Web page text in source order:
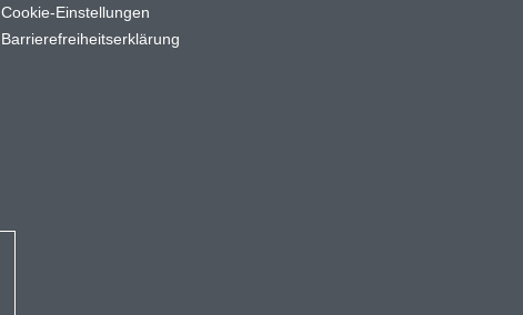
Cookie-Einstellungen
Barrierefreiheitserklärung